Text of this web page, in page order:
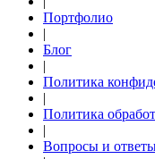
Портфолио
|
Блог
|
Политика
|
Политика
|
Вопросы и